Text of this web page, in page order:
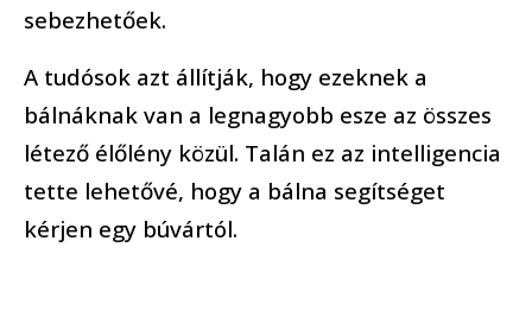
sebezhetőek.
A tudósok azt állítják, hogy ezeknek a
bálnáknak van a legnagyobb esze az összes
létező élőlény közül. Talán ez az intelligencia
tette lehetővé, hogy a bálna segítséget
kérjen egy búvártól.